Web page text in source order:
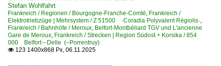
Stefan Wohlfahrt
Frankreich / Regionen / Bourgogne-Franche-Comté, Frankreich /
Elektrotriebzüge | Mehrsystem / Z 51500 ·Coradia Polyvalent Régiolis·,
Frankreich / Bahnhöfe / Meroux, Belfort-Montbéliard TGV und L'ancienne
Gare de Meroux, Frankreich / Strecken | Region Südost + Korsika / 854
000 Belfort – Delle (–Porrentruy)
 123 1400x868 Px, 06.11.2025